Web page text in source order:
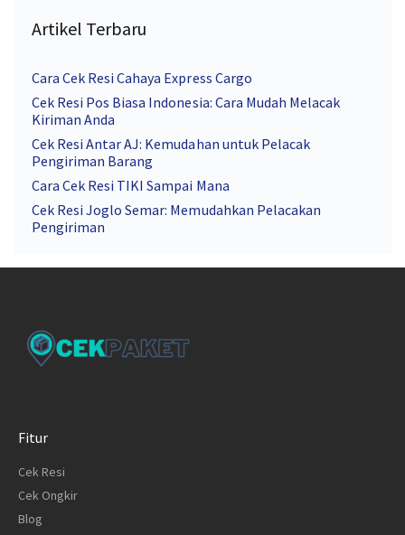
Artikel Terbaru
Cara Cek Resi Cahaya Express Cargo
Cek Resi Pos Biasa Indonesia: Cara Mudah Melacak
Kiriman Anda
Cek Resi Antar AJ: Kemudahan untuk Pelacak
Pengiriman Barang
Cara Cek Resi TIKI Sampai Mana
Cek Resi Joglo Semar: Memudahkan Pelacakan
Pengiriman
Fitur
Cek Resi
Cek Ongkir
Blog